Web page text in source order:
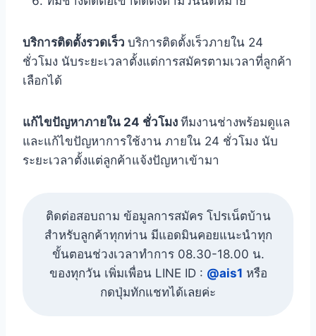
บริการติดตั้งรวดเร็ว บริการติดตั้งเร็วภายใน 24
ชั่วโมง นับระยะเวลาตั้งแต่การสมัครตามเวลาที่ลูกค้า
เลือกได้
แก้ไขปัญหาภายใน 24 ชั่วโมง ทีมงานช่างพร้อมดูแล
และแก้ไขปัญหาการใช้งาน ภายใน 24 ชั่วโมง นับ
ระยะเวลาตั้งแต่ลูกค้าแจ้งปัญหาเข้ามา
ติดต่อสอบถาม ข้อมูลการสมัคร โปรเน็ตบ้าน
สำหรับลูกค้าทุกท่าน มีแอดมินคอยแนะนำทุก
ขั้นตอนช่วงเวลาทำการ 08.30-18.00 น.
ของทุกวัน เพิ่มเพื่อน LINE ID : @ais1 หรือ
กดปุ่มทักแชทได้เลยค่ะ